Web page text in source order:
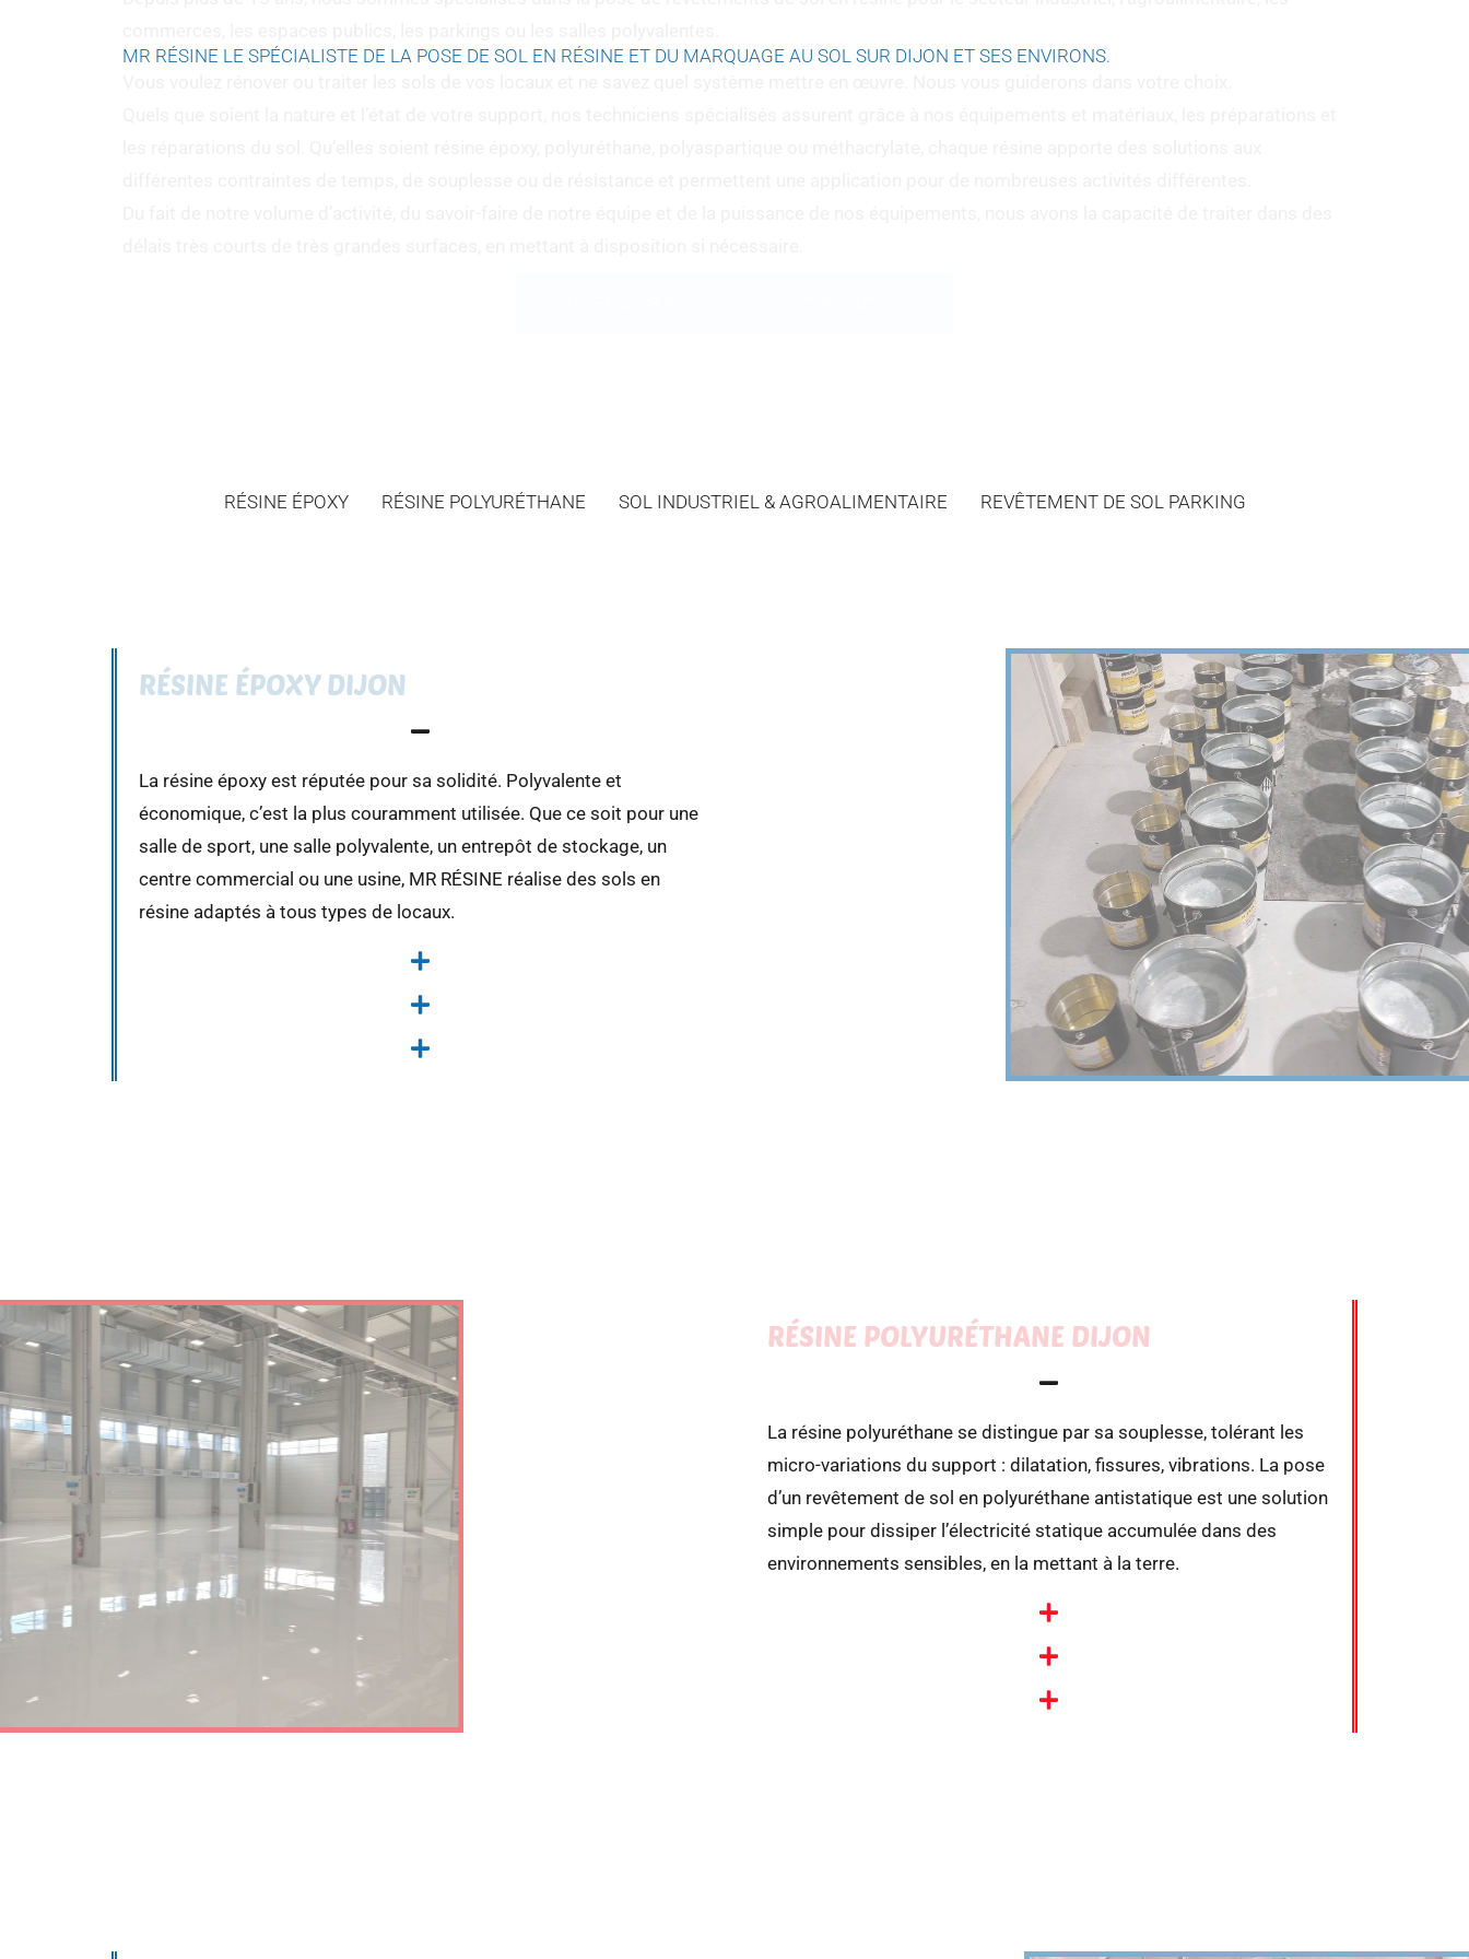
MR RÉSINE LE SPÉCIALISTE DE LA POSE DE SOL EN RÉSINE ET DU MARQUAGE AU SOL SUR DIJON ET SES ENVIRONS.
RÉSINE ÉPOXY RÉSINE POLYURÉTHANE SOL INDUSTRIEL & AGROALIMENTAIRE REVÊTEMENT DE SOL PARKING
RÉSINE ÉPOXY DIJON
La résine époxy est réputée pour sa solidité. Polyvalente et
économique, c’est la plus couramment utilisée. Que ce soit pour une
salle de sport, une salle polyvalente, un entrepôt de stockage, un
centre commercial ou une usine, MR RÉSINE réalise des sols en
résine adaptés à tous types de locaux.
RÉSINE POLYURÉTHANE DIJON
La résine polyuréthane se distingue par sa souplesse, tolérant les
micro-variations du support : dilatation, fissures, vibrations. La pose
d’un revêtement de sol en polyuréthane antistatique est une solution
simple pour dissiper l’électricité statique accumulée dans des
environnements sensibles, en la mettant à la terre.